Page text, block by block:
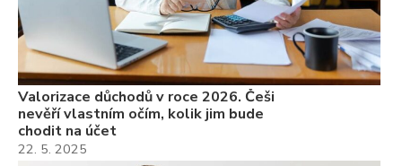
Valorizace důchodů v roce 2026. Češi
nevěří vlastním očím, kolik jim bude
chodit na účet
22. 5. 2025